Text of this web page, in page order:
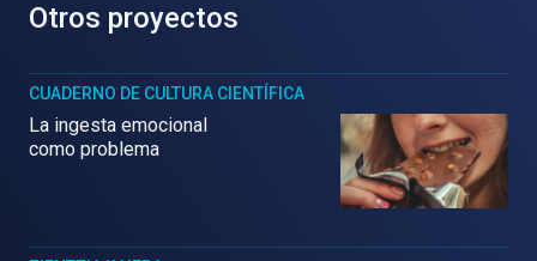
Otros proyectos
CUADERNO DE CULTURA CIENTÍFICA
La ingesta emocional
como problema